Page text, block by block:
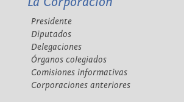
Presidente
Diputados
Delegaciones
Órganos colegiados
Comisiones informativas
Corporaciones anteriores